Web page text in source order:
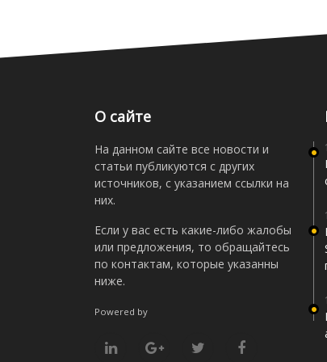
О сайте
На данном сайте все новости и
статьи публикуются с других
источников, с указанием ссылки на
них.
Если у вас есть какие-либо жалобы
или предложения, то обращайтесь
по контактам, которые указанны
ниже.
Powered by